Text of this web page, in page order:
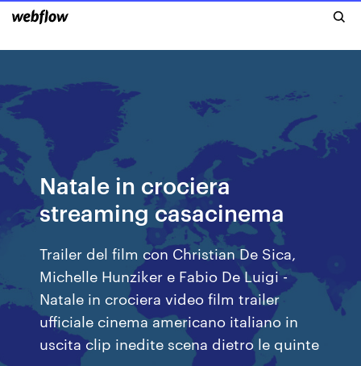
Natale in crociera
streaming casacinema
Trailer del film con Christian De Sica,
Michelle Hunziker e Fabio De Luigi -
Natale in crociera video film trailer
ufficiale cinema americano italiano in
uscita clip inedite scena dietro le quinte